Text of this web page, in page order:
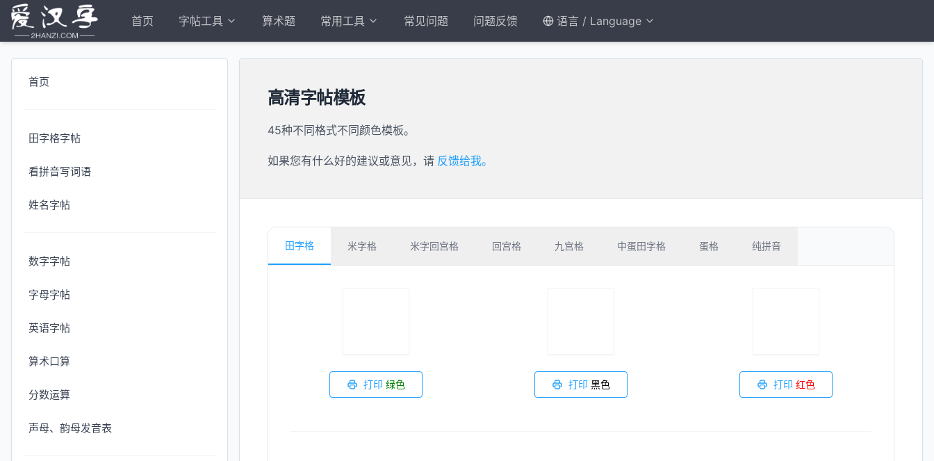
首页 字帖工具 算术题 常用工具 常见问题 问题反馈 语言 / Language
首页
田字格字帖
看拼音写词语
姓名字帖
数字字帖
字母字帖
英语字帖
算术口算
分数运算
声母、韵母发音表
高清字帖模板
45种不同格式不同颜色模板。
如果您有什么好的建议或意见，请 反馈给我。
田字格 米字格 米字回宫格 回宫格 九宫格 中蛋田字格 蛋格 纯拼音
打印 绿色 打印 黑色 打印 红色